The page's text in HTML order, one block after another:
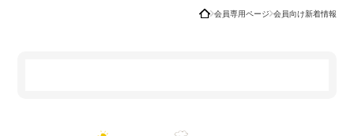
会員専用ページ 会員向け新着情報